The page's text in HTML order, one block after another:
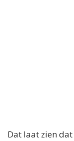
Dat laat zien